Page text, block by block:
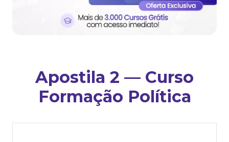
Apostila 2 — Curso
Formação Política